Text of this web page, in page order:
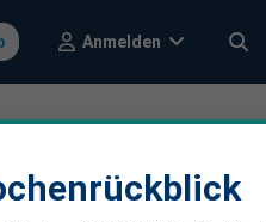
Anmelden